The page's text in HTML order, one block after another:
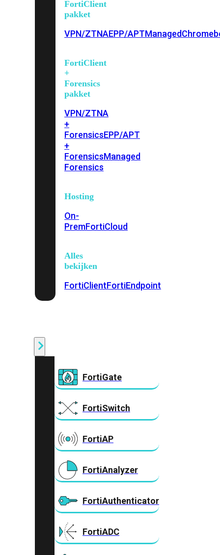
FortiClient
pakket
VPN/ZTNAEPP/APTManaged
FortiClient
+
Forensics
pakket
VPN/ZTNA
+
ForensicsEPP/APT
+
ForensicsManaged
Forensics
Hosting
On-
PremFortiCloud
Alles
bekijken
FortiClientFortiEndpoint
FortiGate
FortiSwitch
FortiAP
FortiAnalyzer
FortiAuthenticator
FortiADC